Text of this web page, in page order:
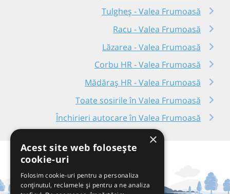
Tulgheș - Valea Frumoasă
Racu - Valea Frumoasă
Lăzarea - Valea Frumoasă
Corbu HR - Valea Frumoasă
Mădăraș HR - Valea Frumoasă
Toate sosirile în Valea Frumoasă
Închirieri autocare în Valea Frumoasă
×
Acest site web folosește
cookie-uri
Folosim cookie-uri pentru a personaliza
conținutul, reclamele și pentru a ne analiza